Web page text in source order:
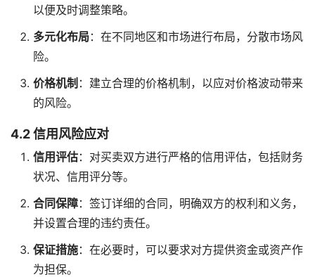
以便及时调整策略。
多元化布局：在不同地区和市场进行布局，分散市场风
险。
价格机制 ：建立合理的价格机制，以应对价格波动带来
的风险。
4.2 信用风险应对
信用评估：对买卖双方进行严格的信用评估，包括财务
状况、信用评分等。
合同保障：签订详细的合同，明确双方的权利和义务，
并设置合理的违约责任。
保证措施：在必要时，可以要求对方提供资金或资产作
为担保。